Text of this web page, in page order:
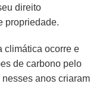
direito
propriedade.
climática ocorre e
de carbono pelo
anos criaram